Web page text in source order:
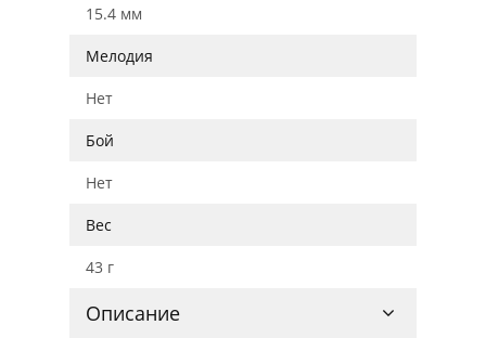
15.4 мм
Мелодия
Нет
Бой
Нет
Вес
43 г
Описание